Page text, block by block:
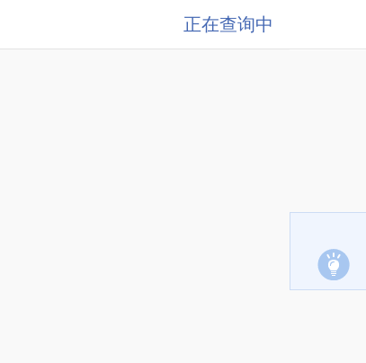
正在查询中